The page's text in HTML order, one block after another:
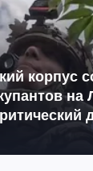
корпус
на